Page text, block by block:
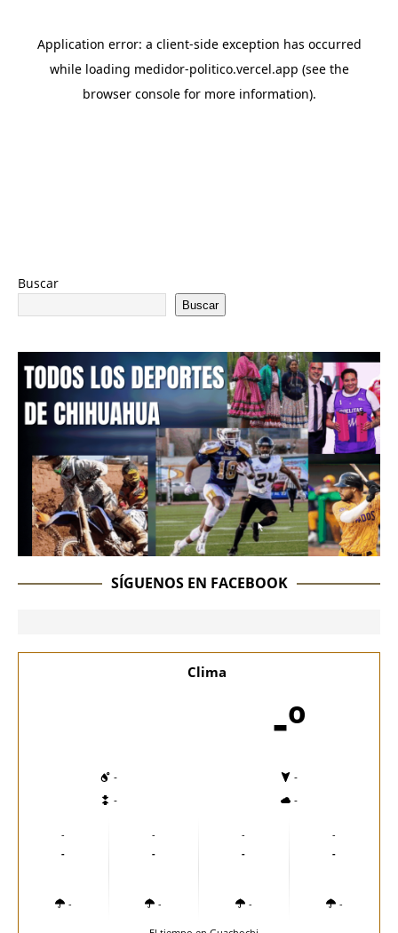
Buscar
Buscar
SÍGUENOS EN FACEBOOK
Clima
-º
-
-
-
-
-
-
-
-
-
-
-
-
-
-
-
-